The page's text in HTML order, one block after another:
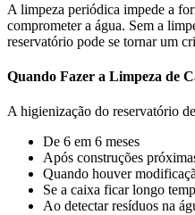
A limpeza periódica impede a
comprometer a água. Sem a
reservatório pode se tornar um
Quando Fazer a Limpeza de
A higienização do reservatório
De 6 em 6 meses
Após construções
Quando houver
Se a caixa ficar longo
Ao detectar resíduos na